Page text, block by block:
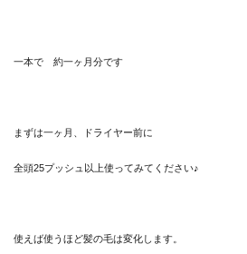
一本で 約一ヶ月分です
まずは一ヶ月、ドライヤー前に
全頭25プッシュ以上使ってみてください♪
使えば使うほど髪の毛は変化します。